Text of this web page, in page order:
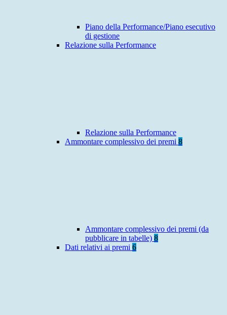
Piano della Performance/Piano esecutivo
di gestione
Relazione sulla Performance
Relazione sulla Performance
Ammontare complessivo dei premi 8
Ammontare complessivo dei premi (da
pubblicare in tabelle) 8
Dati relativi ai premi 6